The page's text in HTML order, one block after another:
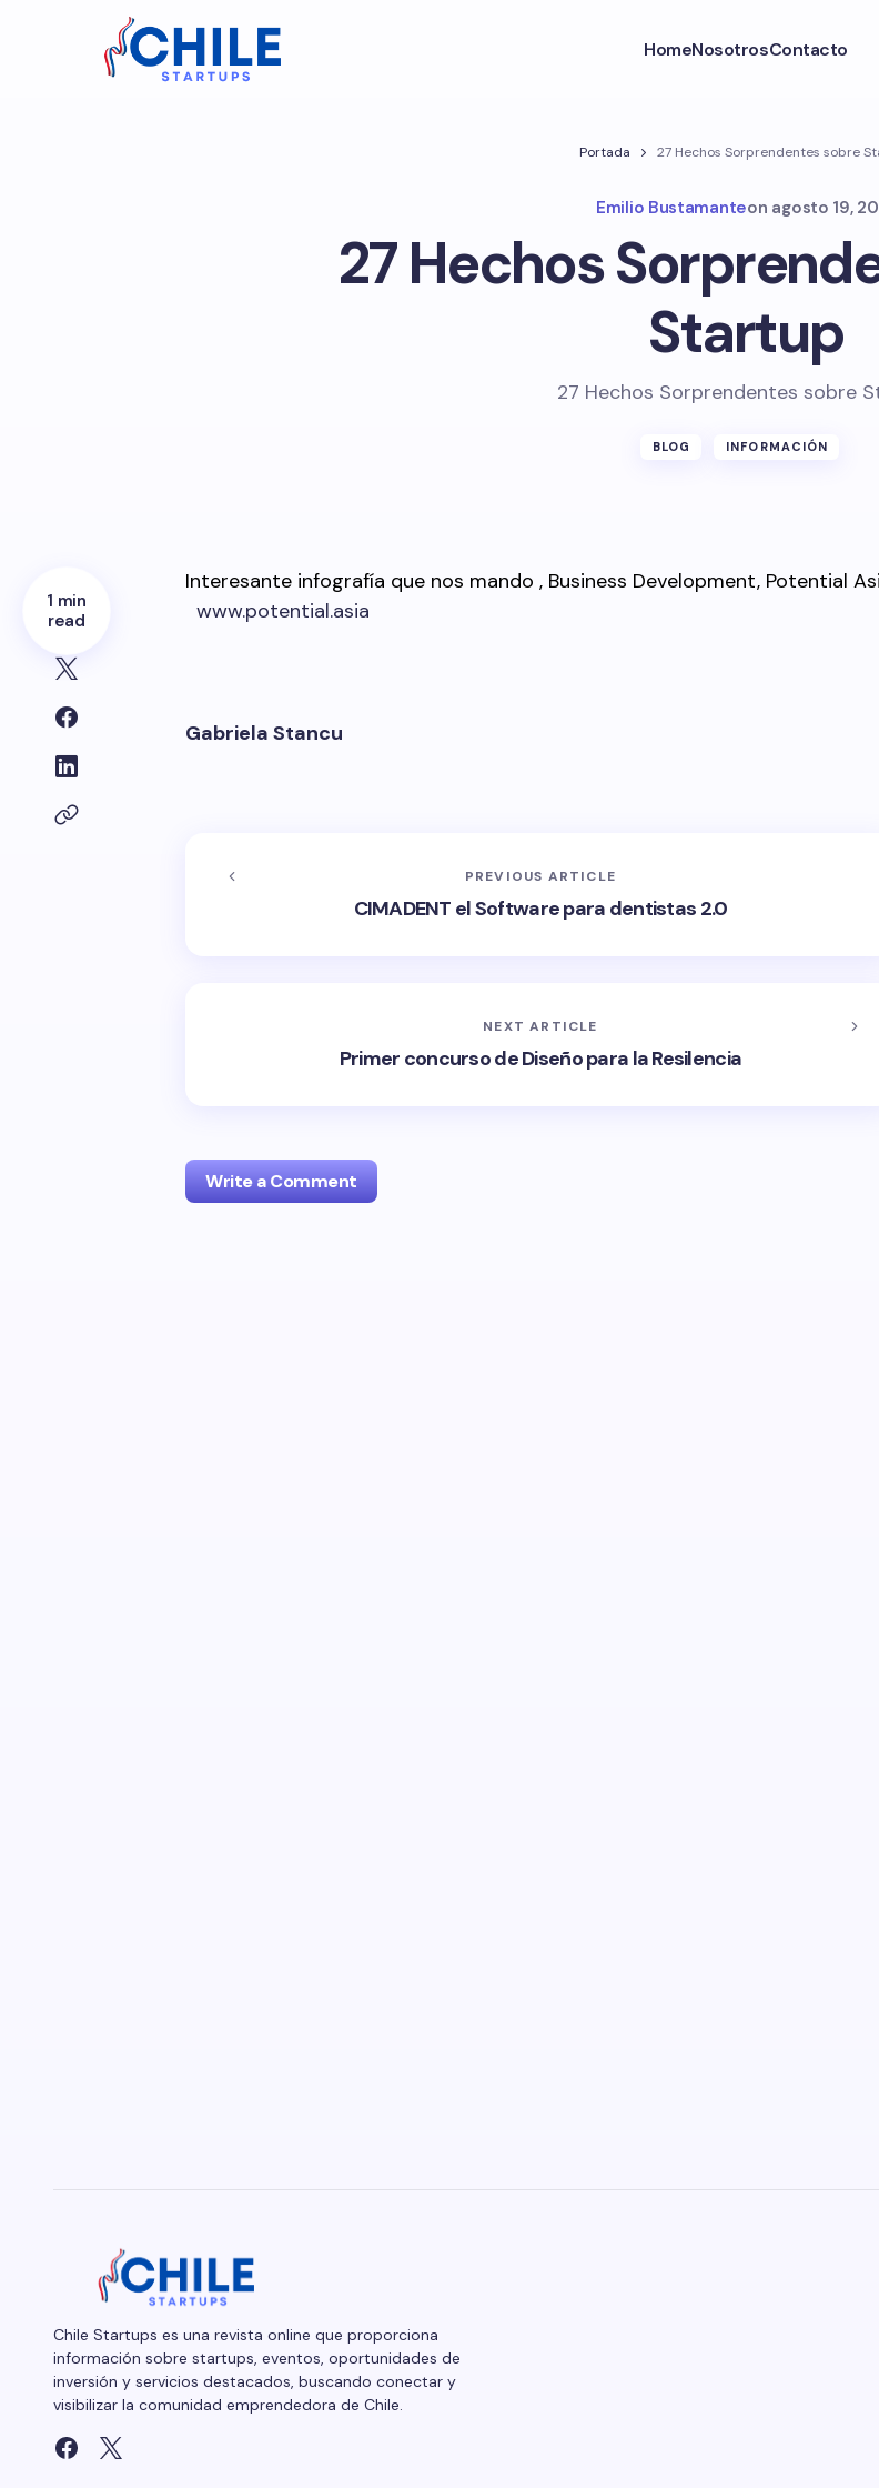
HomeNosotrosContacto
Portada 27 Hechos Sorprendentes sobre
Emilio Bustamanteon agosto 19,
27 Hechos
Startup
27 Hechos Sorprendentes sobre
BLOG INFORMACIÓN
1 min
read
Interesante infografía que nos mando , Business Development, Potential
www.potential.asia
Gabriela Stancu
PREVIOUS ARTICLE
CIMADENT el Software para dentistas 2.0
NEXT ARTICLE
Primer concurso de Diseño para la Resilencia
Write a Comment
Chile Startups es una revista online que proporciona
información sobre startups, eventos, oportunidades de
inversión y servicios destacados, buscando conectar y
visibilizar la comunidad emprendedora de Chile.